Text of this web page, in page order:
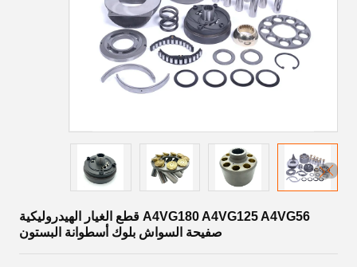
A4VG180 A4VG125 A4VG56 قطع الغيار الهيدروليكية
صفيحة السواش بلوك أسطوانة البستون